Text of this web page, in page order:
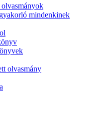
mindenkinek
olvasmány